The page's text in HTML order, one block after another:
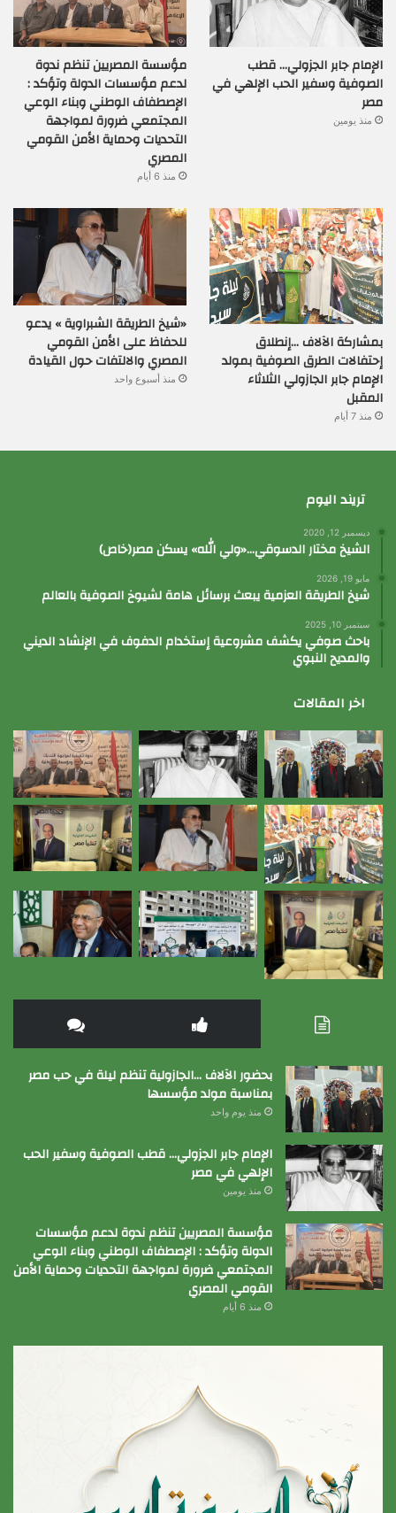
الإمام جابر الجزولي… قطب
الصوفية وسفير الحب الإلهي في
مصر
منذ يومين
مؤسسة المصريين تنظم ندوة
لدعم مؤسسات الدولة وتؤكد :
الإصطفاف الوطني وبناء الوعي
المجتمعي ضرورة لمواجهة
التحديات وحماية الأمن القومي
المصري
منذ 6 أيام
بمشاركة الآلاف …إنطلاق
إحتفالات الطرق الصوفية بمولد
الإمام جابر الجازولي الثلاثاء
المقبل
منذ 7 أيام
«شيخ الطريقة الشبراوية » يدعو
للحفاظ على الأمن القومي
المصري والالتفات حول القيادة
منذ أسبوع واحد
تريند اليوم
ديسمبر 12, 2020
الشيخ مختار الدسوقي…«ولي الله» يسكن مصر(خاص)
مايو 19, 2026
شيخ الطريقة العزمية يبعث برسائل هامة لشيوخ الصوفية بالعالم
سبتمبر 10, 2025
باحث صوفي يكشف مشروعية إستخدام الدفوف في الإنشاد الديني
والمديح النبوي
اخر المقالات
بحضور الآلاف …الجازولية تنظم ليلة في حب مصر
بمناسبة مولد مؤسسها
منذ يوم واحد
الإمام جابر الجزولي… قطب الصوفية وسفير الحب
الإلهي في مصر
منذ يومين
مؤسسة المصريين تنظم ندوة لدعم مؤسسات
الدولة وتؤكد : الإصطفاف الوطني وبناء الوعي
المجتمعي ضرورة لمواجهة التحديات وحماية الأمن
القومي المصري
منذ 6 أيام